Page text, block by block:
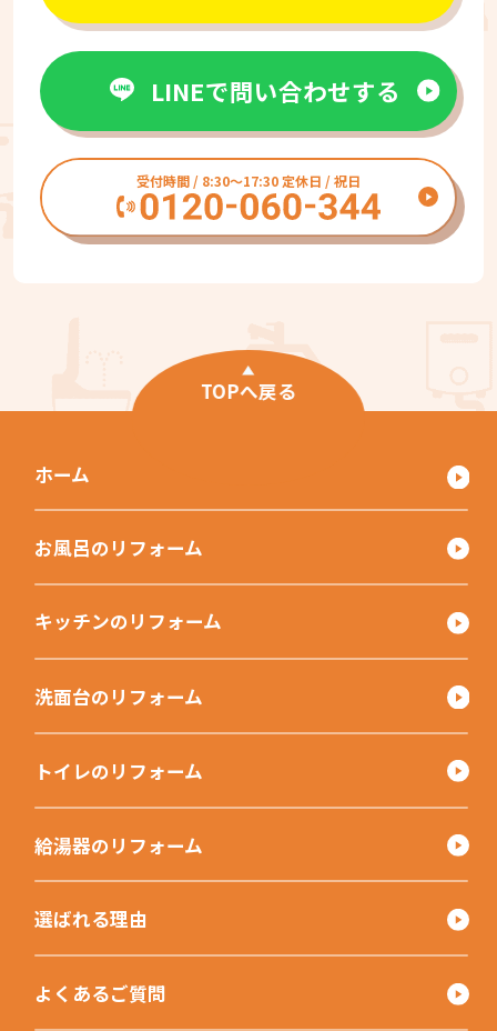
LINEで問い合わせする
受付時間 / 8:30〜17:30 定休日 / 祝日
TOPへ戻る
ホーム
お風呂のリフォーム
キッチンのリフォーム
洗面台のリフォーム
トイレのリフォーム
給湯器のリフォーム
選ばれる理由
よくあるご質問